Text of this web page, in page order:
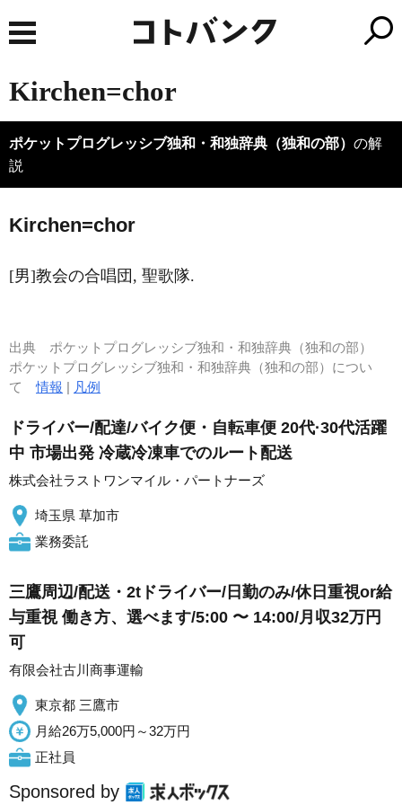
Kirchen=chor
ポケットプログレッシブ独和・和独辞典（独和の部） の解
説
Kirchen=chor
[男]教会の合唱団, 聖歌隊.
出典 ポケットプログレッシブ独和・和独辞典（独和の部）
ポケットプログレッシブ独和・和独辞典（独和の部）につい
て情報 | 凡例
ドライバー/配達/バイク便・自転車便 20代·30代活躍
中 市場出発 冷蔵冷凍車でのルート配送
株式会社ラストワンマイル・パートナーズ
埼玉県 草加市
業務委託
三鷹周辺/配送・2tドライバー/日勤のみ/休日重視or給
与重視 働き方、選べます/5:00 〜 14:00/月収32万円
可
有限会社古川商事運輸
東京都 三鷹市
月給26万5,000円～32万円
正社員
Sponsored by